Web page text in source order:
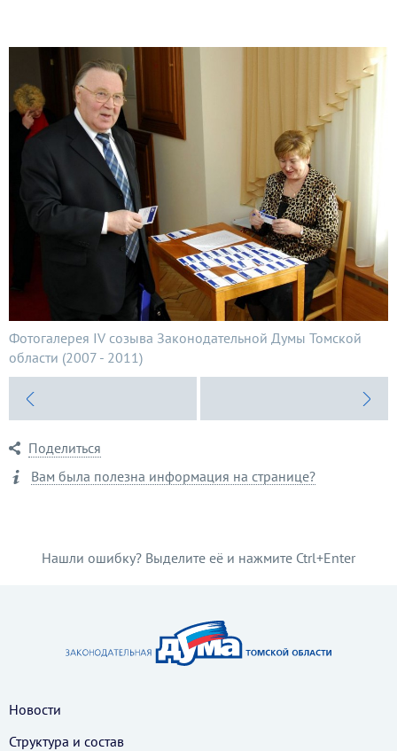
Фотогалерея IV созыва Законодательной Думы Томской
области (2007 - 2011)
Поделиться
Вам была полезна информация на странице?
Нашли ошибку? Выделите её и нажмите Ctrl+Enter
Новости
Структура и состав